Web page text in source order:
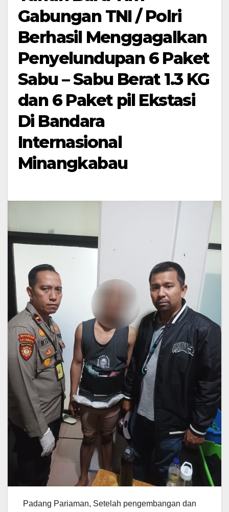
Gabungan TNI / Polri
Berhasil Menggagalkan
Penyelundupan 6 Paket
Sabu – Sabu Berat 1.3 KG
dan 6 Paket pil Ekstasi
Di Bandara
Internasional
Minangkabau
Padang Pariaman, Setelah pengembangan dan